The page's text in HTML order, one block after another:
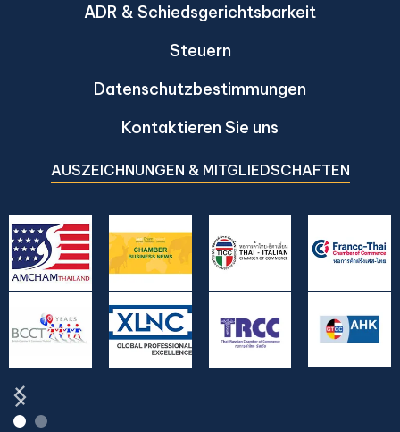
ADR & Schiedsgerichtsbarkeit
Steuern
Datenschutzbestimmungen
Kontaktieren Sie uns
AUSZEICHNUNGEN & MITGLIEDSCHAFTEN